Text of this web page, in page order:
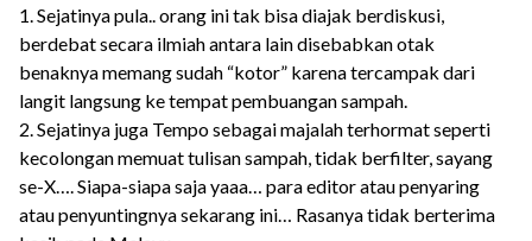
1. Sejatinya pula.. orang ini tak bisa diajak berdiskusi,
berdebat secara ilmiah antara lain disebabkan otak
benaknya memang sudah “kotor” karena tercampak dari
langit langsung ke tempat pembuangan sampah.
2. Sejatinya juga Tempo sebagai majalah terhormat seperti
kecolongan memuat tulisan sampah, tidak berfilter, sayang
se-X…. Siapa-siapa saja yaaa… para editor atau penyaring
atau penyuntingnya sekarang ini… Rasanya tidak berterima